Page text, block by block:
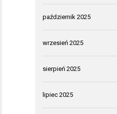
październik 2025
wrzesień 2025
sierpień 2025
lipiec 2025